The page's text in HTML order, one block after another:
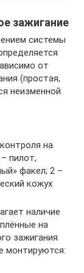
зажигание
системы
от
(простая,
неизменной
на
пилот,
факел; 2 –
кожух
наличие
на
зажигания
монтируются: